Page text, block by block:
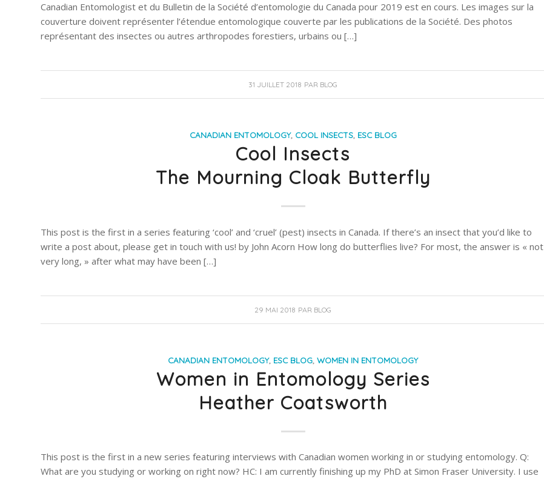
Canadian Entomologist et du Bulletin de la Société d’entomologie du Canada pour 2019 est en cours. Les images sur la
couverture doivent représenter l’étendue entomologique couverte par les publications de la Société. Des photos
représentant des insectes ou autres arthropodes forestiers, urbains ou […]
31 JUILLET 2018 PAR BLOG
CANADIAN ENTOMOLOGY, COOL INSECTS, ESC BLOG
Cool Insects
The Mourning Cloak Butterfly
This post is the first in a series featuring ‘cool’ and ‘cruel’ (pest) insects in Canada. If there’s an insect that you’d like to
write a post about, please get in touch with us! by John Acorn How long do butterflies live? For most, the answer is « not
very long, » after what may have been […]
29 MAI 2018 PAR BLOG
CANADIAN ENTOMOLOGY, ESC BLOG,WOMEN IN ENTOMOLOGY
Women in Entomology Series
Heather Coatsworth
This post is the first in a new series featuring interviews with Canadian women working in or studying entomology. Q:
What are you studying or working on right now? HC: I am currently finishing up my PhD at Simon Fraser University. I use